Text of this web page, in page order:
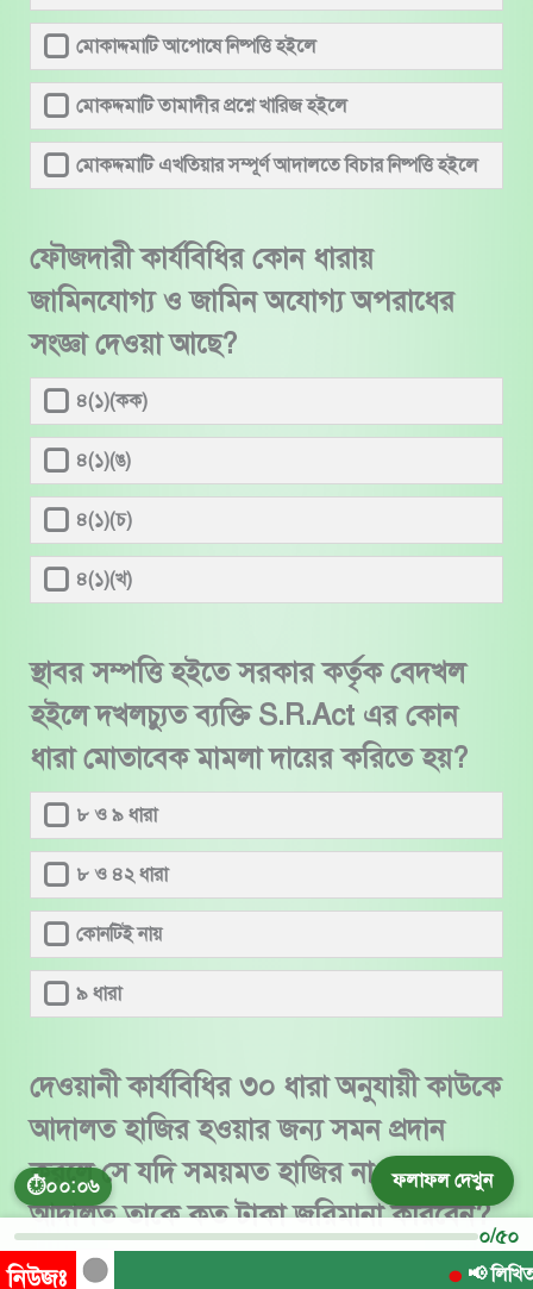
⏱০০:০৭
মোকাদ্দমাটি আপোষে নিষ্পত্তি হইলে
মোকদ্দমাটি তামাদীর প্রশ্নে খারিজ হইলে
মোকদ্দমাটি এখতিয়ার সম্পূর্ণ আদালতে বিচার নিষ্পত্তি হইলে
ফৌজদারী কার্যবিধির কোন ধারায়
জামিনযোগ্য ও জামিন অযোগ্য অপরাধের
সংজ্ঞা দেওয়া আছে?
৪(১)(কক)
৪(১)(ঙ)
৪(১)(চ)
৪(১)(খ)
স্থাবর সম্পত্তি হইতে সরকার কর্তৃক বেদখল
হইলে দখলচ্যুত ব্যক্তি S.R.Act এর কোন
ধারা মোতাবেক মামলা দায়ের করিতে হয়?
৮ ও ৯ ধারা
৮ ও ৪২ ধারা
কোনটিই নায়
৯ ধারা
দেওয়ানী কার্যবিধির ৩০ ধারা অনুযায়ী কাউকে
আদালত হাজির হওয়ার জন্য সমন প্রদান
করলে সে যদি সময়মত হাজির না হয়, তাহলে
আদালত তাকে কত টাকা জরিমানা করিবেন?
৫০০ টাকা
ফলাফল দেখুন
০/৫০
নিউজঃ 📢 লিখিত